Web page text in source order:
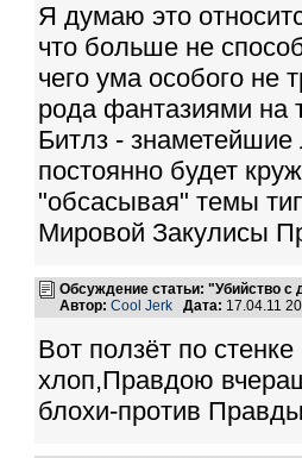
Я думаю это
что больше не
чего ума особого не
рода фантазиями на
Битлз - знаметейшие
постоянно будет
"обсасывая" темы
Мировой Закулисы
Обсуждение статьи: "Убийство с
Автор: Cool Jerk Дата: 17.04.11
Вот ползёт по
хлоп,Правдою
блохи-против